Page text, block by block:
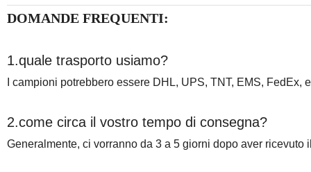
DOMANDE FREQUENTI:
1.quale trasporto usiamo?
I campioni potrebbero essere DHL, UPS, TNT, EMS,
2.come circa il vostro tempo di consegna?
Generalmente, ci vorranno da 3 a 5 giorni dopo aver ricevuto